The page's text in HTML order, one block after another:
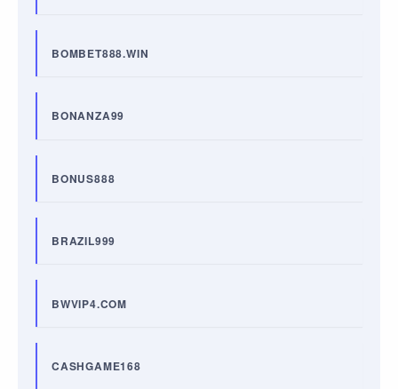
BOMBET888.WIN
BONANZA99
BONUS888
BRAZIL999
BWVIP4.COM
CASHGAME168